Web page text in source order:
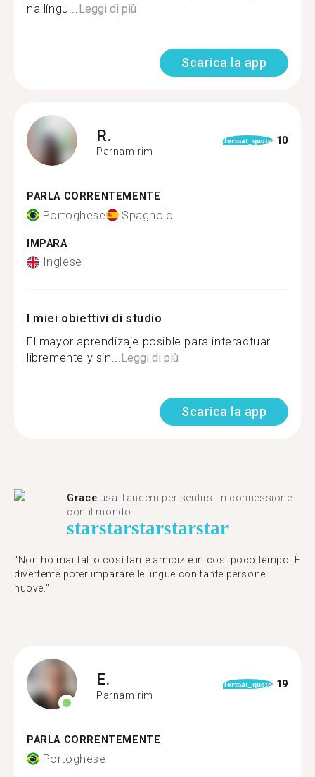
na língu...Leggi di più
Scarica la app
R.
Parnamirim
format_quote 10
PARLA CORRENTEMENTE
Portoghese Spagnolo
IMPARA
Inglese
I miei obiettivi di studio
El mayor aprendizaje posible para interactuar
libremente y sin...Leggi di più
Scarica la app
Grace usa Tandem per sentirsi in connessione
con il mondo.
starstarstarstarstar
"Non ho mai fatto così tante amicizie in così poco tempo. È
divertente poter imparare le lingue con tante persone
nuove."
E.
Parnamirim
format_quote 19
PARLA CORRENTEMENTE
Portoghese